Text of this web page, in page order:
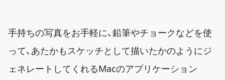
手持ちの写真をお手軽に、鉛筆やチョークなどを使
って、あたかもスケッチとして描いたかのようにジ
ェネレートしてくれるMacのアプリケーション